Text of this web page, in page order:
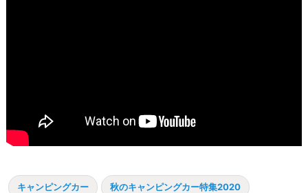
キャンピングカー 秋のキャンピングカー特集2020